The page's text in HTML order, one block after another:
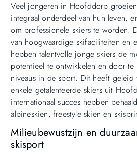
Veel jongeren in Hoofddorp
integraal onderdeel van hun leven,
om professionele skiers te worden.
van hoogwaardige skifaciliteiten en
hebben talentvolle jonge skiers de
potentieel te ontwikkelen en door
niveaus in de sport. Dit heeft geleid
enkele getalenteerde skiers uit
internationaal succes hebben
alpineskien, freestyle skien en
Milieubewustzijn en
skisport